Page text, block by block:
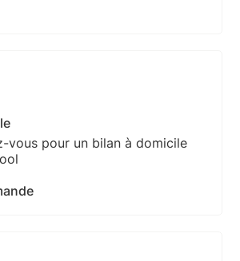
vous pour un bilan à domicile